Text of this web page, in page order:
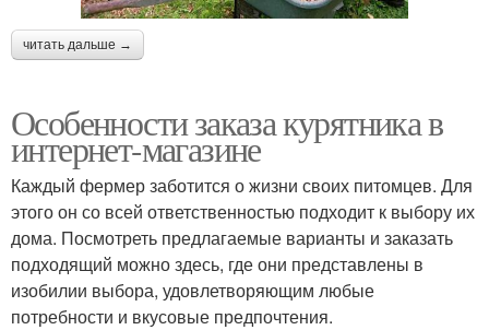
читать дальше →
Особенности заказа курятника в
интернет-магазине
Каждый фермер заботится о жизни своих питомцев. Для
этого он со всей ответственностью подходит к выбору их
дома. Посмотреть предлагаемые варианты и заказать
подходящий можно здесь, где они представлены в
изобилии выбора, удовлетворяющим любые
потребности и вкусовые предпочтения.